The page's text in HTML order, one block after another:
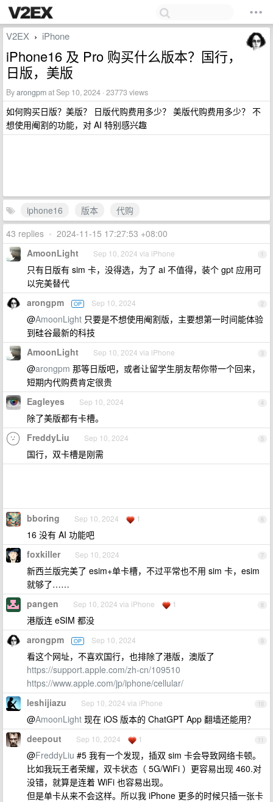
V2EX › iPhone
iPhone16 及 Pro 购买什么版本？国行，
日版，美版
Byarongpmat Sep 10, 2024 · 23773 views
如何购买日版？美版？ 日版代购费用多少？ 美版代购费用多少？ 不
想使用阉割的功能，对 AI 特别感兴趣
iphone16 版本
代购
43 replies • 2024-11-15 17:27:53 +08:00
1
AmoonLight Sep 10, 2024 via iPhone
只有日版有 sim 卡，没得选，为了 ai 不值得，装个 gpt 应用可
以完美替代
2
arongpm OP Sep 10, 2024
@AmoonLight 只要是不想使用阉割版，主要想第一时间能体验
到硅谷最新的科技
3
AmoonLight Sep 10, 2024 via iPhone
@arongpm 那等日版吧，或者让留学生朋友帮你带一个回来，
短期内代购费肯定很贵
4
Eagleyes Sep 10, 2024
除了美版都有卡槽。
5
FreddyLiu Sep 10, 2024
国行，双卡槽是刚需
6
bboring Sep 10, 2024 1
16 没有 AI 功能吧
7
foxkiller Sep 10, 2024
新西兰版完美了 esim+单卡槽，不过平常也不用 sim 卡，esim
就够了……
8
pangen Sep 10, 2024 via iPhone 1
港版连 eSIM 都没
9
arongpm OP Sep 10, 2024
看这个网址，不喜欢国行，也排除了港版，澳版了
https://support.apple.com/zh-cn/109510
https://www.apple.com/jp/iphone/cellular/
10
leshijiazu Sep 10, 2024 via iPhone
@AmoonLight 现在 iOS 版本的 ChatGPT App 翻墙还能用？
11
deepout Sep 10, 2024 1
@FreddyLiu #5 我有一个发现，插双 sim 卡会导致网络卡顿。
比如我玩王者荣耀，双卡状态（ 5G/WiFi ）更容易出现 460.对
没错，就算是连着 WiFi 也容易出现。
但是单卡从来不会这样。所以我 iPhone 更多的时候只插一张卡